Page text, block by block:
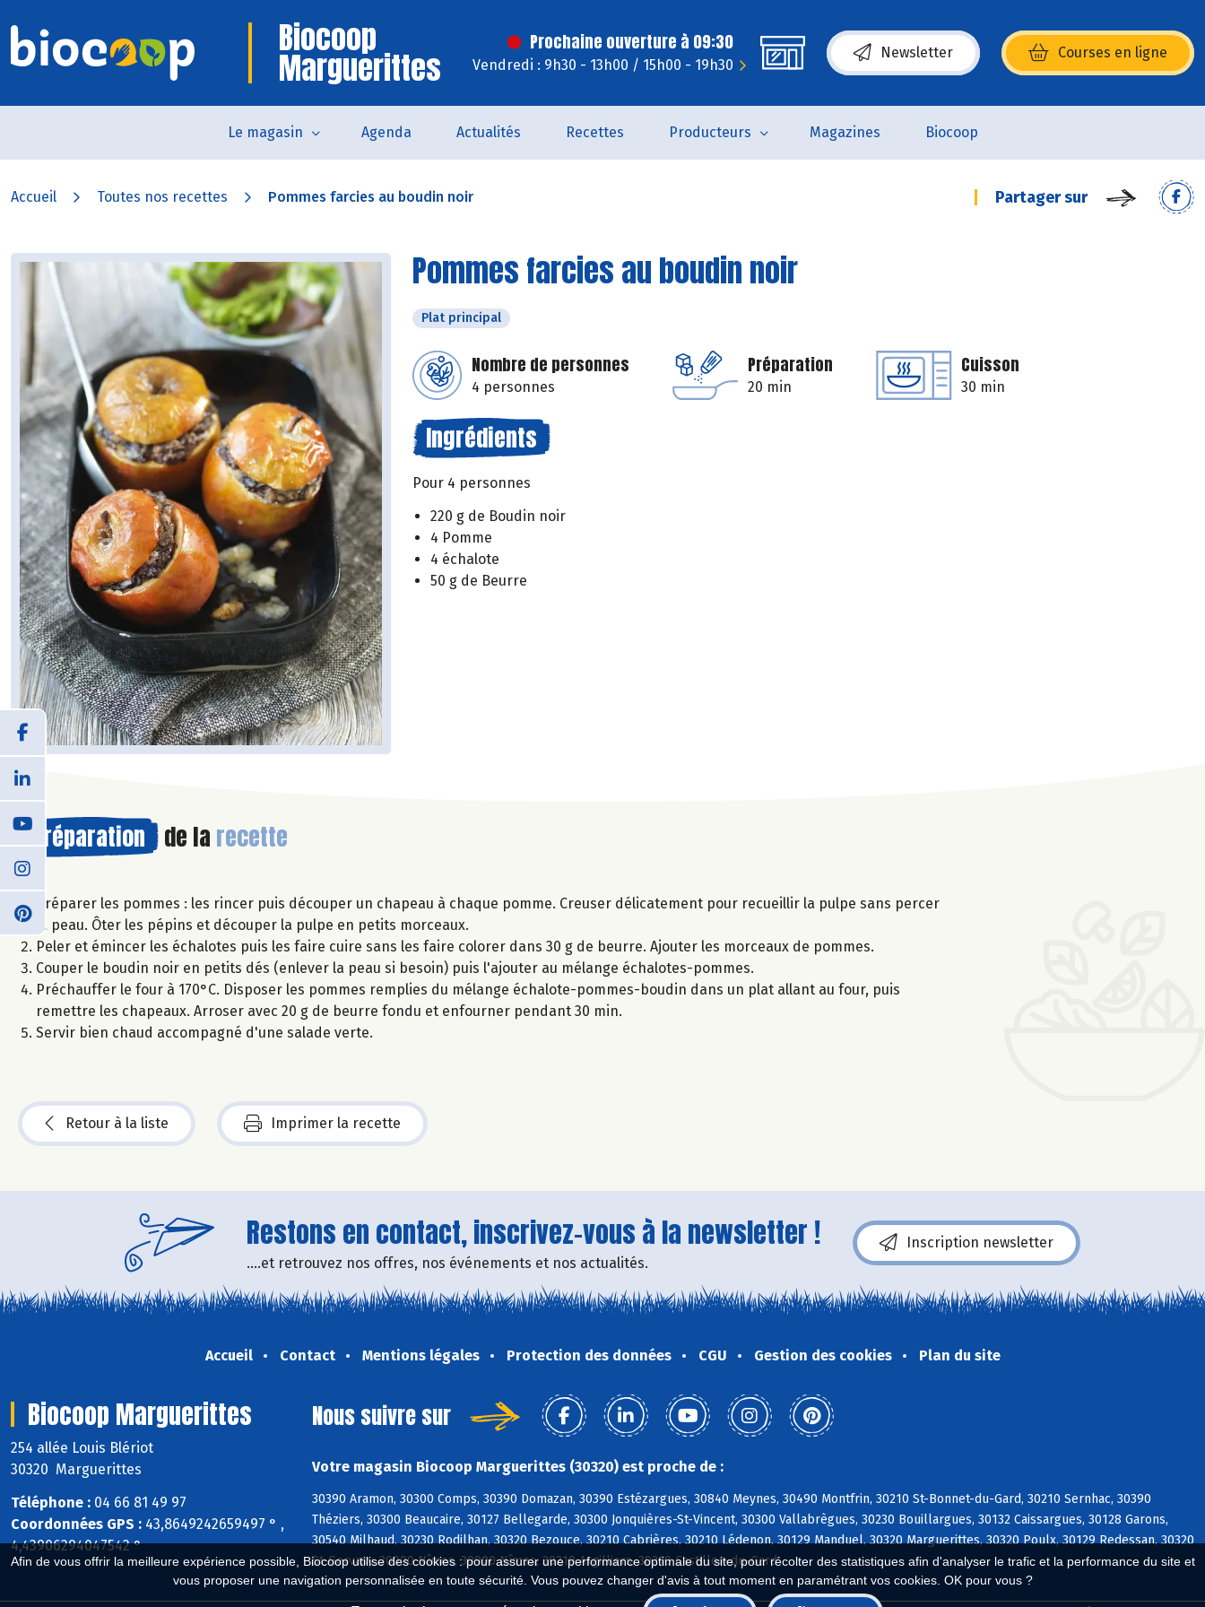
Afin de vous offrir la meilleure expérience possible, Biocoop utilise des cookies : pour assurer une performance optimale du site, pour récolter des statistiques afin d'analyser le trafic et la performance du site et
vous proposer une navigation personnalisée en toute sécurité. Vous pouvez changer d'avis à tout moment en paramétrant vos cookies. OK pour vous ?
Biocoop
Marguerittes
Prochaine ouverture à 09:30
Vendredi : 9h30 - 13h00 / 15h00 - 19h30
Newsletter Courses en ligne
(s’ouvre dans une nouvelle fenêtre)
Le magasin Agenda Actualités Recettes Producteurs Magazines Biocoop
Accueil Toutes nos recettes Pommes farcies au boudin noir Partager sur
Pommes farcies au boudin noir
Plat principal
Nombre de personnes
4 personnes
Préparation
20 min
Cuisson
30 min
Ingrédients
Pour 4 personnes
220 g de Boudin noir
4 Pomme
4 échalote
50 g de Beurre
Préparation de la recette
Préparer les pommes : les rincer puis découper un chapeau à chaque pomme. Creuser délicatement pour recueillir la pulpe sans percer
la peau. Ôter les pépins et découper la pulpe en petits morceaux.
Peler et émincer les échalotes puis les faire cuire sans les faire colorer dans 30 g de beurre. Ajouter les morceaux de pommes.
Couper le boudin noir en petits dés (enlever la peau si besoin) puis l'ajouter au mélange échalotes-pommes.
Préchauffer le four à 170°C. Disposer les pommes remplies du mélange échalote-pommes-boudin dans un plat allant au four, puis
remettre les chapeaux. Arroser avec 20 g de beurre fondu et enfourner pendant 30 min.
Servir bien chaud accompagné d'une salade verte.
Retour à la liste Imprimer la recette
Restons en contact, inscrivez-vous à la newsletter !
....et retrouvez nos offres, nos événements et nos actualités.
Inscription newsletter
Accueil Contact Mentions légales Protection des données CGU Gestion des cookies Plan du site
Biocoop Marguerittes
254 allée Louis Blériot
30320 Marguerittes
Téléphone : 04 66 81 49 97
Coordonnées GPS : 43,8649242659497 ° ,
4,43906294047542 °
Nous suivre sur
Votre magasin Biocoop Marguerittes (30320) est proche de :
30390 Aramon, 30300 Comps, 30390 Domazan, 30390 Estézargues, 30840 Meynes, 30490 Montfrin, 30210 St-Bonnet-du-Gard, 30210 Sernhac, 30390
Théziers, 30300 Beaucaire, 30127 Bellegarde, 30300 Jonquières-St-Vincent, 30300 Vallabrègues, 30230 Bouillargues, 30132 Caissargues, 30128 Garons,
30540 Milhaud, 30230 Rodilhan, 30320 Bezouce, 30210 Cabrières, 30210 Lédenon, 30129 Manduel, 30320 Marguerittes, 30320 Poulx, 30129 Redessan, 30320
St-Gervasy, 30000 Nîmes, 30900 Nîmes, 30210 Argilliers, 30210 Castillon-du-Gard